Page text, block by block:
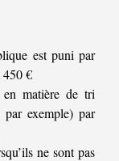
est puni par
450€
en matière de tri
par exemple) par
ne sont pas